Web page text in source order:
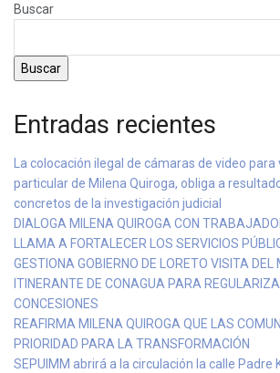
Buscar
Buscar
Entradas recientes
La colocación ilegal de cámaras de video para
particular de Milena Quiroga, obliga a
concretos de la investigación judicial
DIALOGA MILENA QUIROGA CON
LLAMA A FORTALECER LOS SERVICIOS
GESTIONA GOBIERNO DE LORETO VISITA DEL
ITINERANTE DE CONAGUA PARA
CONCESIONES
REAFIRMA MILENA QUIROGA QUE LAS
PRIORIDAD PARA LA TRANSFORMACIÓN
SEPUIMM abrirá a la circulación la calle Padre